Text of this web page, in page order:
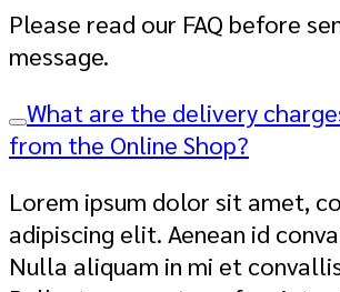
Please read our FAQ before
message.
What are the delivery
from the Online Shop?
Lorem ipsum dolor sit amet,
adipiscing elit. Aenean id
Nulla aliquam in mi et